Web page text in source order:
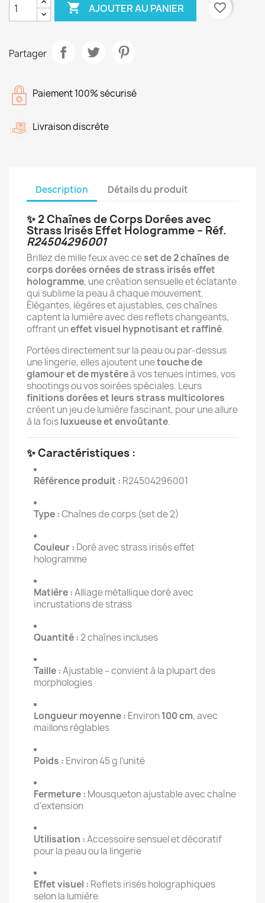
 AJOUTER AU PANIER favorite_border
Partager
Paiement 100% sécurisé
Livraison discrète
Description Détails du produit
✨ 2 Chaînes de Corps Dorées avec
Strass Irisés Effet Hologramme – Réf.
R24504296001
Brillez de mille feux avec ceset de 2 chaînes de
corps dorées ornées de strass irisés effet
hologramme, une création sensuelle et éclatante
qui sublime la peau à chaque mouvement.
Élégantes, légères et ajustables, ces chaînes
captent la lumière avec des reflets changeants,
offrant uneffet visuel hypnotisant et raffiné.
Portées directement sur la peau ou par-dessus
une lingerie, elles ajoutent unetouche de
glamour et de mystèreà vos tenues intimes, vos
shootings ou vos soirées spéciales. Leurs
finitions dorées et leurs strass multicolores
créent un jeu de lumière fascinant, pour une allure
à la foisluxueuse et envoûtante.
✨ Caractéristiques :
Référence produit : R24504296001
Type :Chaînes de corps (set de 2)
Couleur : Doré avec strass irisés effet
hologramme
Matière :Alliage métallique doré avec
incrustations de strass
Quantité :2 chaînes incluses
Taille :Ajustable – convient à la plupart des
morphologies
Longueur moyenne : Environ100 cm, avec
maillons réglables
Poids : Environ 45 g l’unité
Fermeture : Mousqueton ajustable avec chaîne
d’extension
Utilisation :Accessoire sensuel et décoratif
pour la peau ou la lingerie
Effet visuel : Reflets irisés holographiques
selon la lumière